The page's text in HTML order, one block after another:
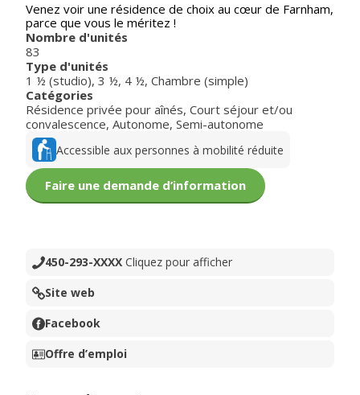
Venez voir une résidence de choix au cœur de Farnham,
parce que vous le méritez !
Nombre d'unités
83
Type d'unités
1 ½ (studio), 3 ½, 4 ½, Chambre (simple)
Catégories
Résidence privée pour aînés, Court séjour et/ou
convalescence, Autonome, Semi-autonome
Accessible aux personnes à mobilité réduite
Faire une demande d’information
450-293-XXXX Cliquez pour afficher
Site web
Facebook
Offre d’emploi